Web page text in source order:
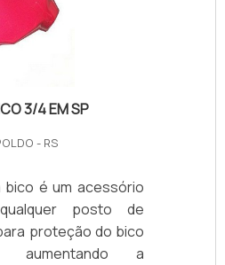
3/4 EM SP
- RS
é um acessório
posto de
proteção do bico
aumentando a